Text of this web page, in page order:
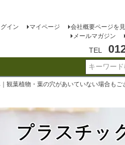
グイン マイページ 会社概要ページを
メールマガジン
TEL
観葉植物・葉の穴があいていない場合もご